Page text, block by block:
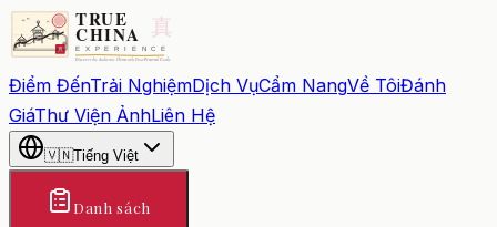
Điểm ĐếnTrải NghiệmDịch VụCẩm NangVề TôiĐánh
GiáThư Viện ẢnhLiên Hệ
🇻🇳Tiếng Việt
Danh sách